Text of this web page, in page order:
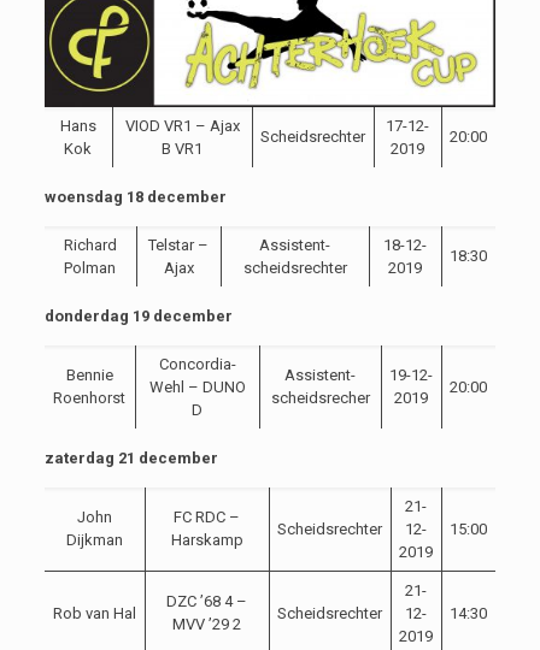
Hans
Kok
VIOD VR1 – Ajax
B VR1
Scheidsrechter
17-12-
2019
20:00
woensdag 18 december
Richard
Polman
Telstar –
Ajax
Assistent-
scheidsrechter
18-12-
2019
18:30
donderdag 19 december
Bennie
Roenhorst
Concordia-
Wehl – DUNO
D
Assistent-
scheidsrecher
19-12-
2019
20:00
zaterdag 21 december
John
Dijkman
FC RDC –
Harskamp
Scheidsrechter
21-
12-
2019
15:00
Rob van Hal
DZC ’68 4 –
MVV ’29 2
Scheidsrechter
21-
12-
2019
14:30